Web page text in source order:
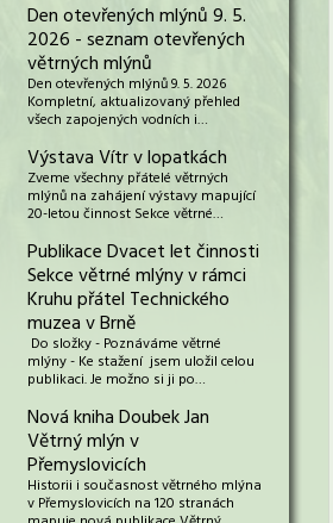
Den otevřených mlýnů 9. 5.
2026 - seznam otevřených
větrných mlýnů
Den otevřených mlýnů 9. 5. 2026
Kompletní, aktualizovaný přehled
všech zapojených vodních i…
Výstava Vítr v lopatkách
Zveme všechny přátelé větrných
mlýnů na zahájení výstavy mapující
20-letou činnost Sekce větrné…
Publikace Dvacet let činnosti
Sekce větrné mlýny v rámci
Kruhu přátel Technického
muzea v Brně
Do složky - Poznáváme větrné
mlýny - Ke stažení jsem uložil celou
publikaci. Je možno si ji po…
Nová kniha Doubek Jan
Větrný mlýn v
Přemyslovicích
Historii i současnost větrného mlýna
v Přemyslovicích na 120 stranách